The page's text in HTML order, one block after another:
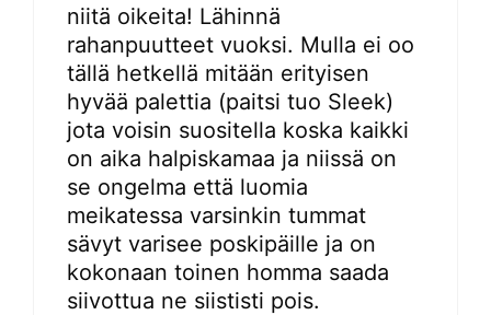
niitä oikeita! Lähinnä
rahanpuutteet vuoksi. Mulla ei oo
tällä hetkellä mitään erityisen
hyvää palettia (paitsi tuo Sleek)
jota voisin suositella koska kaikki
on aika halpiskamaa ja niissä on
se ongelma että luomia
meikatessa varsinkin tummat
sävyt varisee poskipäille ja on
kokonaan toinen homma saada
siivottua ne siististi pois.